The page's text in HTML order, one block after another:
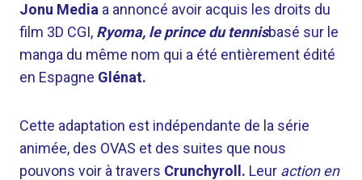
Jonu Media a annoncé avoir acquis les droits du
film 3D CGI, Ryoma, le prince du tennisbasé sur le
manga du même nom qui a été entièrement édité
en Espagne Glénat.
Cette adaptation est indépendante de la série
animée, des OVAS et des suites que nous
pouvons voir à travers Crunchyroll. Leur action en